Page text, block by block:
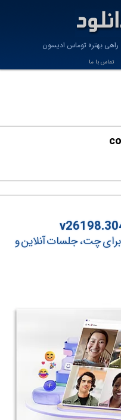
بهتر» توماس ادیسون
تماس با ما
برای چت، جلسات آنلاین و